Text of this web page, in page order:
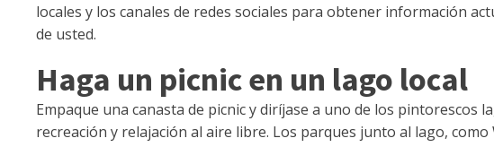
locales y los canales de redes sociales para obtener información
de usted.
Haga un picnic en un lago local
Empaque una canasta de picnic y diríjase a uno de los pintorescos
recreación y relajación al aire libre. Los parques junto al lago,